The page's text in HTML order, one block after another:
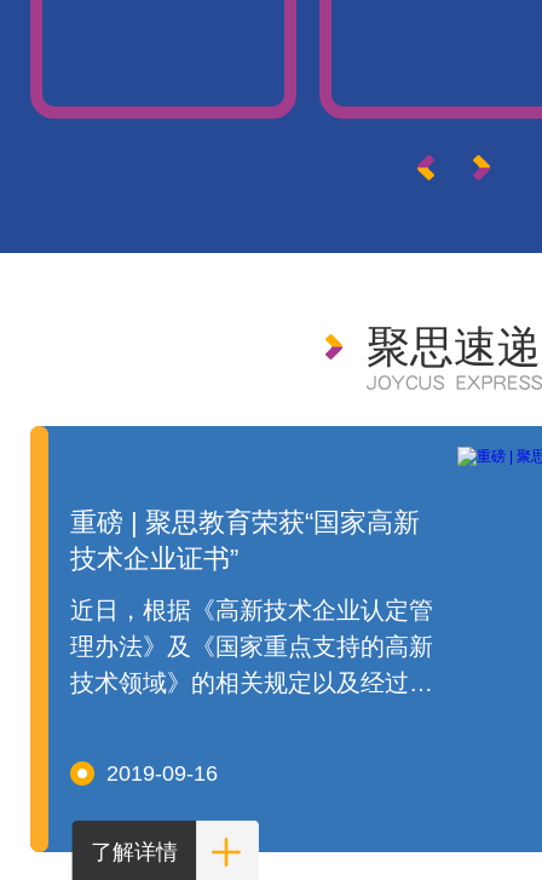
聚思速
重磅 | 聚思教育荣获“国家高新
技术企业证书”
近日，根据《高新技术企业认定管
理办法》及《国家重点支持的高新
技术领域》的相关规定以及经过层
京）有限责任公司收到了北京市科
学技术委员会、北京市财政局、国
家税务总局北京市税务局联合颁发
的《高新技术企业证书》，发证日
2019-09-16
了解详情